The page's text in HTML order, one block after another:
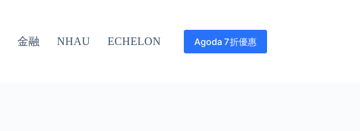
金融 NHAU ECHELON Agoda 7折優惠